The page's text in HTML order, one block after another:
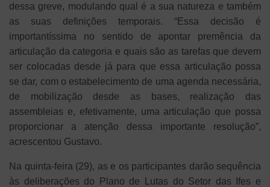
dessa greve, modulando qual é a sua natureza e também
as suas definições temporais. “Essa decisão é
importantíssima no sentido de apontar premência da
articulação da categoria e quais são as tarefas que devem
ser colocadas desde já para que essa articulação possa
se dar, com o estabelecimento de uma agenda necessária,
de mobilização desde as bases, realização das
assembleias e, efetivamente, uma articulação que possa
proporcionar a atenção dessa importante resolução”,
acrescentou Gustavo.
Na quinta-feira (29), as e os participantes darão sequência
às deliberações do Plano de Lutas do Setor das Ifes e